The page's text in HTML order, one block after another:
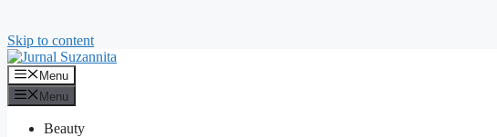
Skip to content
Menu
Menu
Beauty